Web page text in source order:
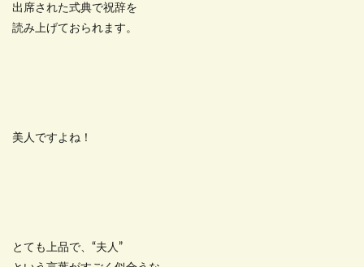
出席された式典で祝辞を
読み上げておられます。
美人ですよね！
とても上品で、“夫人”